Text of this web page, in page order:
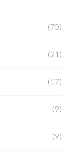
(70)
(21)
(17)
(9)
(9)